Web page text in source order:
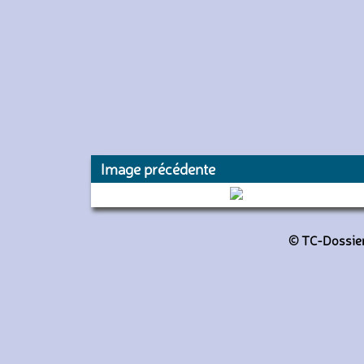
Image précédente
Z20657 (SNCF)
© TC-